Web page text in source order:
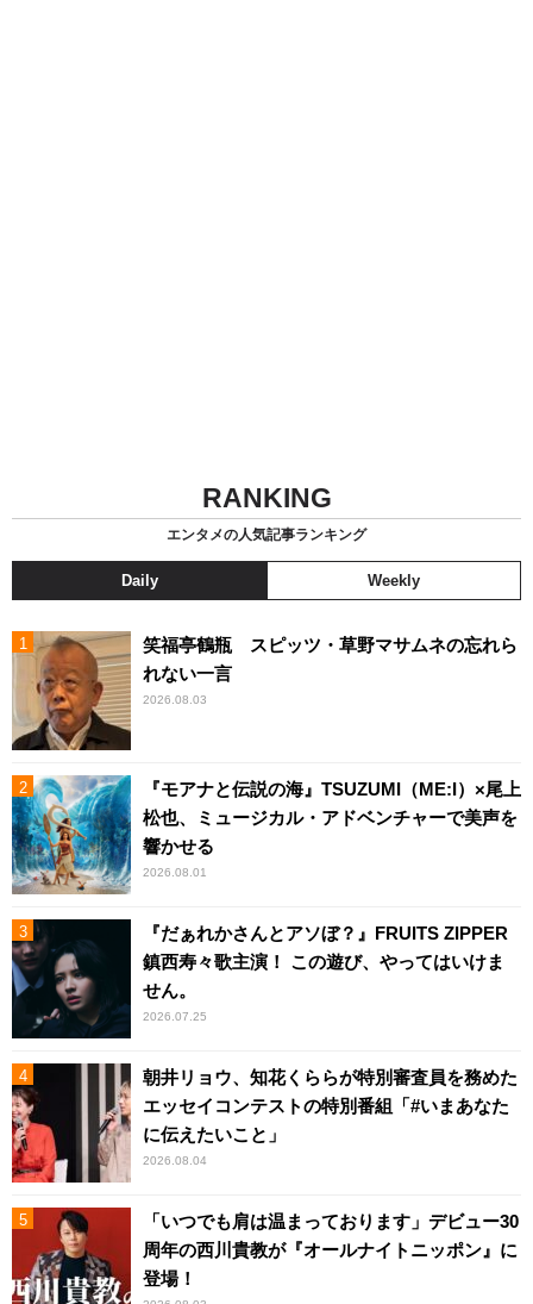
RANKING
エンタメの人気記事ランキング
Daily Weekly
笑福亭鶴瓶 スピッツ・草野マサムネの忘れら
れない一言
2026.08.03
『モアナと伝説の海』TSUZUMI（ME:I）×尾上
松也、ミュージカル・アドベンチャーで美声を
響かせる
2026.08.01
『だぁれかさんとアソぼ？』FRUITS ZIPPER
鎮西寿々歌主演！ この遊び、やってはいけま
せん。
2026.07.25
朝井リョウ、知花くららが特別審査員を務めた
エッセイコンテストの特別番組「#いまあなた
に伝えたいこと」
2026.08.04
「いつでも肩は温まっております」デビュー30
周年の西川貴教が『オールナイトニッポン』に
登場！